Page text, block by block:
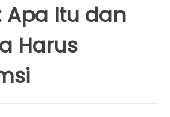
Apa Itu dan
Harus